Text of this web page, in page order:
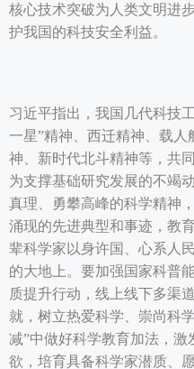
核心技术突破为人类文明进
护我国的科技安全利益。
习近平指出，我国几代科技
一星”精神、西迁精神、载
神、新时代北斗精神等，共
为支撑基础研究发展的不竭
真理、勇攀高峰的科学精神
涌现的先进典型和事迹，教
辈科学家以身许国、心系人
的大地上。要加强国家科普
质提升行动，线上线下多渠
就，树立热爱科学、崇尚科
减”中做好科学教育加法，
欲，培育具备科学家潜质、